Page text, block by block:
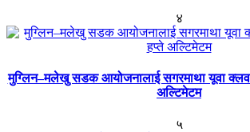
४
मुग्लिन–मलेखु सडक आयोजनालाई सगरमाथा यूवा
अल्टिमेटम
५